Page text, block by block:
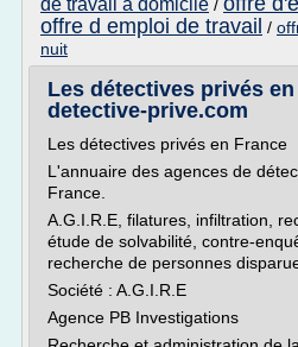
de travail a domicile /
offre d emploi de travail /
nuit
Les détectives privés
detective-prive.com
Les détectives privés en France
L'annuaire des agences de
France.
A.G.I.R.E, filatures, infiltration,
étude de solvabilité, contre-
recherche de personnes
Société : A.G.I.R.E
Agence PB Investigations